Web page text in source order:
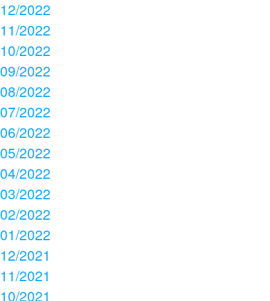
12/2022
11/2022
10/2022
09/2022
08/2022
07/2022
06/2022
05/2022
04/2022
03/2022
02/2022
01/2022
12/2021
11/2021
10/2021